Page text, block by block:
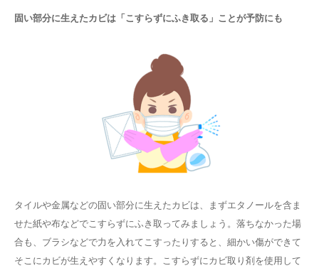
固い部分に生えたカビは「こすらずにふき取る」ことが予防にも
タイルや金属などの固い部分に生えたカビは、まずエタノールを含ま
せた紙や布などでこすらずにふき取ってみましょう。落ちなかった場
合も、ブラシなどで力を入れてこすったりすると、細かい傷ができて
そこにカビが生えやすくなります。こすらずにカビ取り剤を使用して